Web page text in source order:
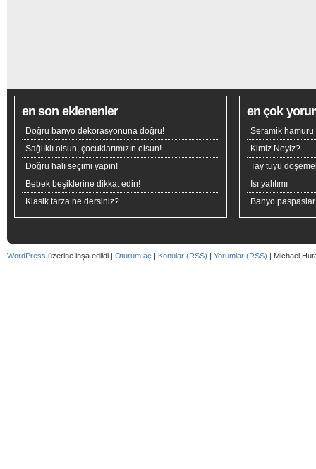
en son eklenenler
Doğru banyo dekorasyonuna doğru!
Sağlıklı olsun, çocuklarımızın olsun!
Doğru halı seçimi yapın!
Bebek beşiklerine dikkat edin!
Klasik tarza ne dersiniz?
en çok
Seramik hamuru
Kimiz Neyiz?
Tay tüyü
Isı yalıtımı
Banyo
WordPress üzerine inşa edildi | Oturum aç | Konular (RSS) | Yorumlar (RSS) | Michael